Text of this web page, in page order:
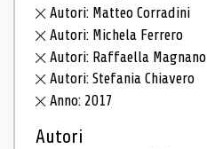
Autori: Matteo Corradini
Autori: Michela Ferrero
Autori: Raffaella Magnano
Autori: Stefania Chiavero
Anno: 2017
Autori